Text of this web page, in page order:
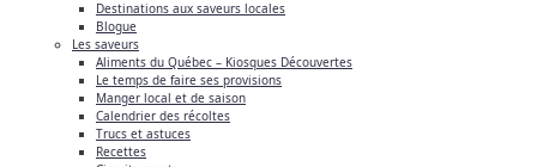
Destinations aux saveurs locales
Blogue
Les saveurs
Aliments du Québec – Kiosques Découvertes
Le temps de faire ses provisions
Manger local et de saison
Calendrier des récoltes
Trucs et astuces
Recettes